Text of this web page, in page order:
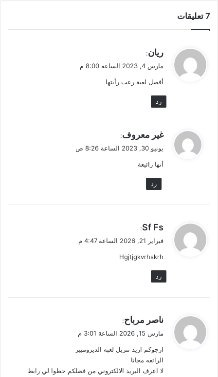
‫7 تعليقات
ل
ريان:
مارس 4, 2023 الساعة 8:00 م
أفضل لعبة رعب رأيتها
رد
ي
ل
غير معروف:
يونيو 30, 2023 الساعة 8:26 ص
أنها رائيعة
رد
ي
ل
Sf Fs
:
فبراير 21, 2026 الساعة 4:47 م
Hgjtjgkvrhskrh
رد
ي
ل
ناصر مرباح:
مارس 15, 2026 الساعة 3:01 م
ارجوكم اريد تنزيل لعبه الديزومبيز
الرائعه مجانا
لا اعرف البريد الالكتروني من فضلكم حطوا لي رابط